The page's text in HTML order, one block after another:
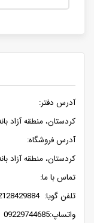
آدرس دفتر:
کردستان، منطقه آزاد
آدرس فروشگاه:
کردستان، منطقه آزاد
تماس با ما:
تلفن گویا: 02128429884
واتساپ:09229744685